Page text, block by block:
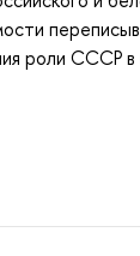
роли СССР в